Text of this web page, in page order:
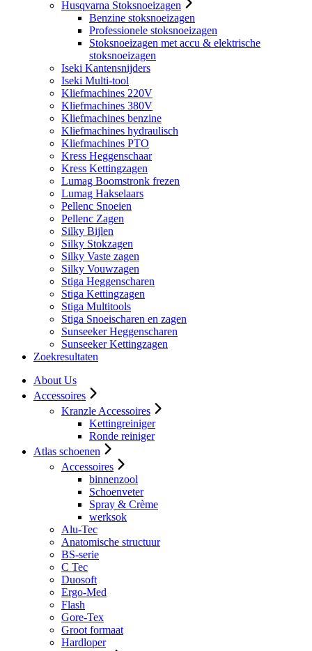
Husqvarna Stoksnoeizagen
Benzine stoksnoeizagen
Professionele stoksnoeizagen
Stoksnoeizagen met accu & elektrische
stoksnoeizagen
Iseki Kantensnijders
Iseki Multi-tool
Kliefmachines 220V
Kliefmachines 380V
Kliefmachines benzine
Kliefmachines hydraulisch
Kliefmachines PTO
Kress Heggenschaar
Kress Kettingzagen
Lumag Boomstronk frezen
Lumag Hakselaars
Pellenc Snoeien
Pellenc Zagen
Silky Bijlen
Silky Stokzagen
Silky Vaste zagen
Silky Vouwzagen
Stiga Heggenscharen
Stiga Kettingzagen
Stiga Multitools
Stiga Snoeischaren en zagen
Sunseeker Heggenscharen
Sunseeker Kettingzagen
Zoekresultaten
About Us
Accessoires
Kranzle Accessoires
Kettingreiniger
Ronde reiniger
Atlas schoenen
Accessoires
binnenzool
Schoenveter
Spray & Crème
werksok
Alu-Tec
Anatomische structuur
BS-serie
C Tec
Duosoft
Ergo-Med
Flash
Gore-Tex
Groot formaat
Hardloper